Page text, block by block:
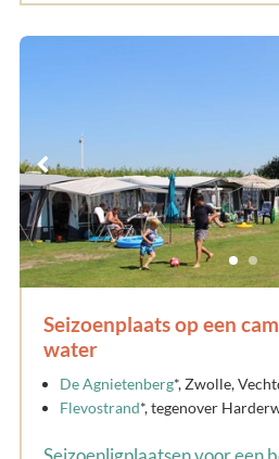
Seizoenplaats op een
water
De Agnietenberg*, Zwolle,
Flevostrand*, tegenover